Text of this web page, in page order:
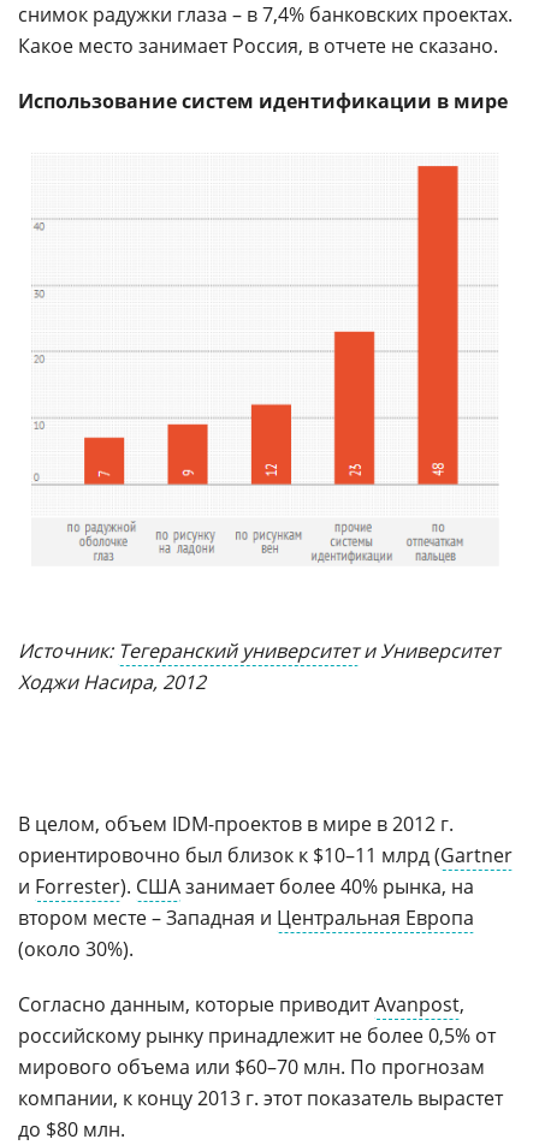
снимок радужки глаза – в 7,4% банковских проектах.
Какое место занимает Россия, в отчете не сказано.
Использование систем идентификации в мире
Источник: Тегеранский университети Университет
Ходжи Насира, 2012
В целом, объем IDM-проектов в мире в 2012 г.
ориентировочно был близок к $10–11 млрд (Gartner
и Forrester). СШАзанимает более 40% рынка, на
втором месте – Западная и Центральная Европа
(около 30%).
Согласно данным, которые приводитAvanpost,
российскому рынку принадлежит не более 0,5% от
мирового объема или $60–70 млн. По прогнозам
компании, к концу 2013 г. этот показатель вырастет
до $80 млн.